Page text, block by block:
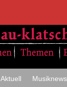
Aktuell Musiknews